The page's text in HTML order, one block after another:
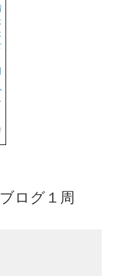
ログ１周